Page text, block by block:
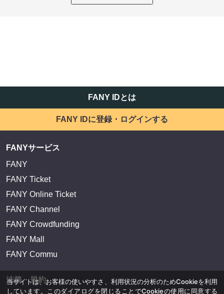
FANY IDとは
FANY IDに登録・ログインする
FANYサービス
FANY
FANY Ticket
FANY Online Ticket
FANY Channel
FANY Crowdfunding
FANY Mall
FANY Commu
法務・規約
当サイトは、お客様の使いやすさ、利用状況の分析のためCookieを利用
しています。このダイアログを閉じることでCookieの使用に同意する